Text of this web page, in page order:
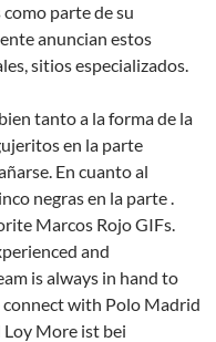
parte de su
anuncian estos
sitios especializados.
tanto a la forma de la
en la parte
En cuanto al
negras en la parte .
Marcos Rojo GIFs.
and
is always in hand to
connect with Polo Madrid
More ist bei